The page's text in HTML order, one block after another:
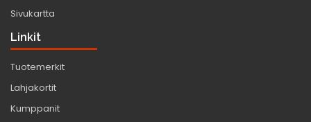
Sivukartta
Linkit
Tuotemerkit
Lahjakortit
Kumppanit